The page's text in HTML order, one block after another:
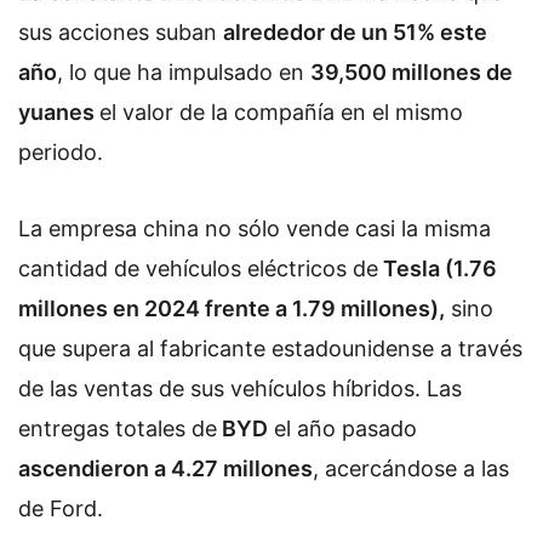
sus acciones suban alrededor de un 51% este
año, lo que ha impulsado en 39,500 millones de
yuanes el valor de la compañía en el mismo
periodo.
La empresa china no sólo vende casi la misma
cantidad de vehículos eléctricos deTesla (1.76
millones en 2024 frente a 1.79 millones), sino
que supera al fabricante estadounidense a través
de las ventas de sus vehículos híbridos. Las
entregas totales de BYD el año pasado
ascendieron a 4.27 millones, acercándose a las
de Ford.